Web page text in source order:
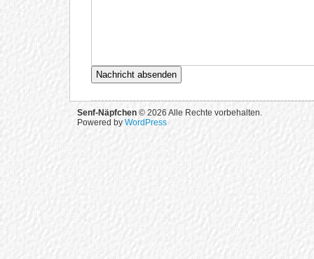
Senf-Näpfchen © 2026 Alle Rechte vorbehalten.
Powered by WordPress